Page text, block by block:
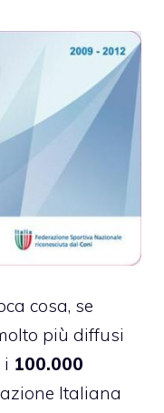
cosa, se
più diffusi
100.000
Italiana